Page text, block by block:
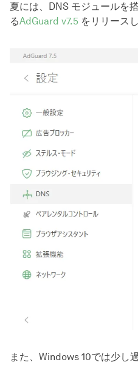
夏には、DNS モジュールを
るAdGuard v7.5 をリリース
また、Windows 10では少し